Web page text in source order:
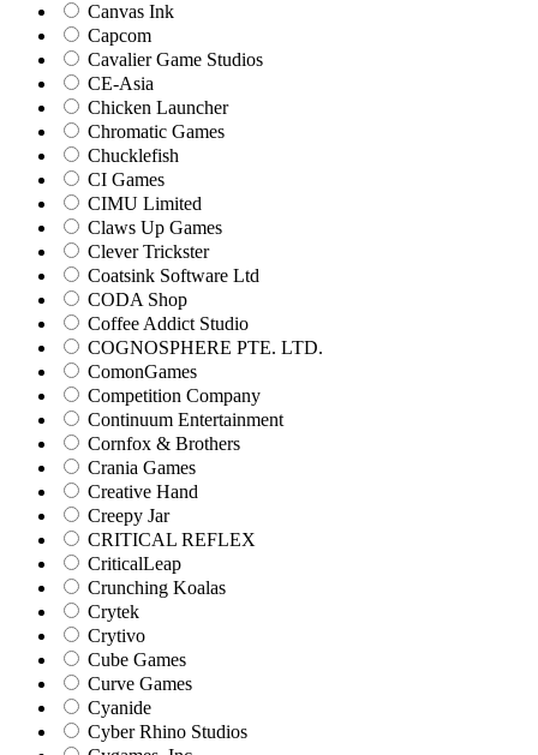
Canvas Ink
Capcom
Cavalier Game Studios
CE-Asia
Chicken Launcher
Chromatic Games
Chucklefish
CI Games
CIMU Limited
Claws Up Games
Clever Trickster
Coatsink Software Ltd
CODA Shop
Coffee Addict Studio
COGNOSPHERE PTE. LTD.
ComonGames
Competition Company
Continuum Entertainment
Cornfox & Brothers
Crania Games
Creative Hand
Creepy Jar
CRITICAL REFLEX
CriticalLeap
Crunching Koalas
Crytek
Crytivo
Cube Games
Curve Games
Cyanide
Cyber Rhino Studios